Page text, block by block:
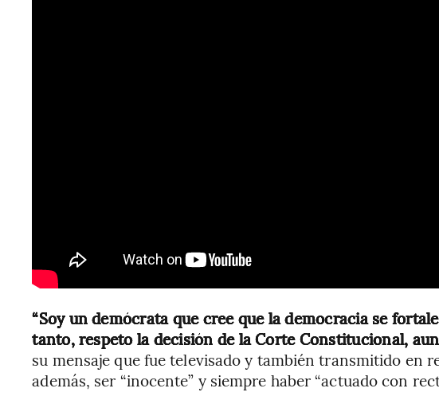
“Soy un demócrata que cree que la democracia se
tanto, respeto la decisión de la Corte Constitucional,
su mensaje que fue televisado y también transmitido en
además, ser “inocente” y siempre haber “actuado con